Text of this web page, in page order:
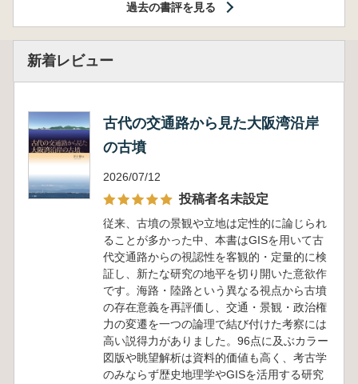
過去の書評を見る
新着レビュー
古代の交通路から見た大阪湾沿岸
の古墳
2026/07/12
投稿者名未設定
従来、古墳の景観や立地は定性的に論じられ
ることが多かった中、本書はGISを用いて古
代交通路からの視認性を客観的・定量的に検
証し、新たな研究の地平を切り開いた意欲作
です。海路・陸路という異なる視点から古墳
の存在意義を再評価し、交通・景観・政治権
力の変遷を一つの論理で結び付けた考察には
高い説得力がありました。96点に及ぶカラー
図版や眺望解析は資料的価値も高く、考古学
のみならず歴史地理学やGISを活用する研究